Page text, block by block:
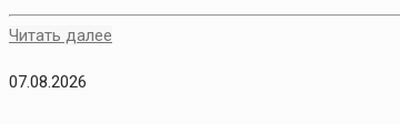
Читать далее
07.08.2026